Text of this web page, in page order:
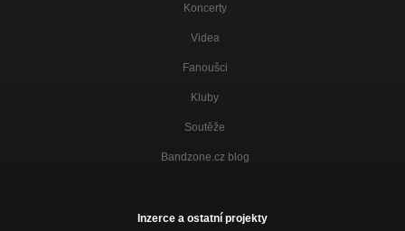
Koncerty
Videa
Fanoušci
Kluby
Soutěže
Bandzone.cz blog
Inzerce a ostatní projekty